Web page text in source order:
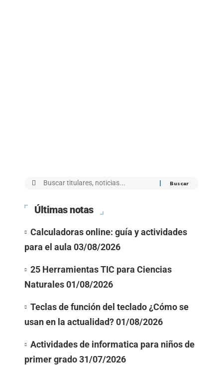
Últimas notas
Calculadoras online: guía y actividades
para el aula 03/08/2026
25 Herramientas TIC para Ciencias
Naturales01/08/2026
Teclas de función del teclado ¿Cómo se
usan en la actualidad?01/08/2026
Actividades de informatica para niños de
primer grado31/07/2026